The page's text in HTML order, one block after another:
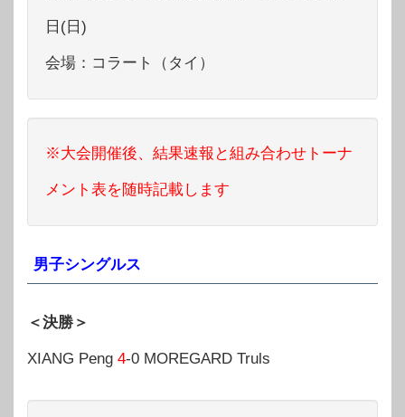
日(日)
会場：コラート（タイ）
※大会開催後、結果速報と組み合わせトーナ
メント表を随時記載します
男子シングルス
＜決勝＞
XIANG Peng 4-0 MOREGARD Truls